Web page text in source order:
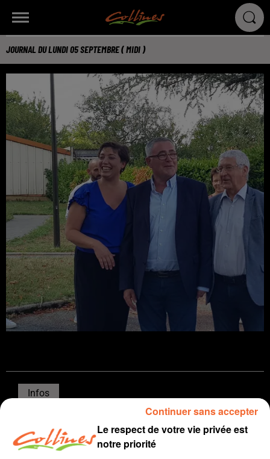
JOURNAL DU LUNDI 05 SEPTEMBRE ( MIDI )
Infos
JOURNAL DU LUNDI 05 SEPTEMBRE ( MIDI )
Le respect de votre vie privée est
notre priorité
Continuer sans accepter